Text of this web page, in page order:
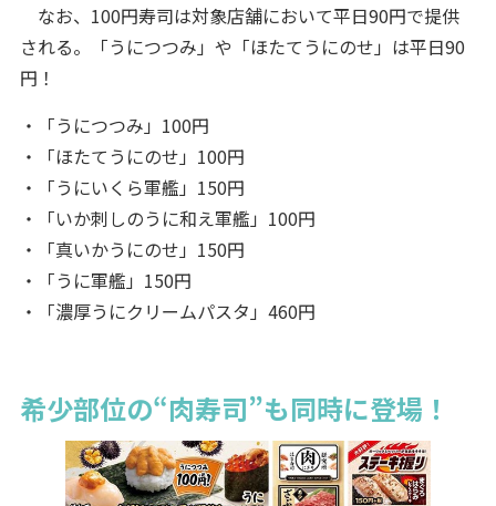
なお、100円寿司は対象店舗において平日90円で提供
される。「うにつつみ」や「ほたてうにのせ」は平日90
円！
・「うにつつみ」100円
・「ほたてうにのせ」100円
・「うにいくら軍艦」150円
・「いか刺しのうに和え軍艦」100円
・「真いかうにのせ」150円
・「うに軍艦」150円
・「濃厚うにクリームパスタ」460円
希少部位の“肉寿司”も同時に登場！